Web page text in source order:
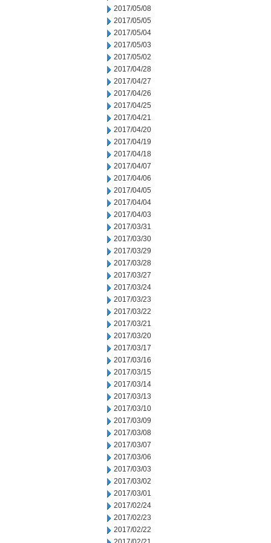
2017/05/08
2017/05/05
2017/05/04
2017/05/03
2017/05/02
2017/04/28
2017/04/27
2017/04/26
2017/04/25
2017/04/21
2017/04/20
2017/04/19
2017/04/18
2017/04/07
2017/04/06
2017/04/05
2017/04/04
2017/04/03
2017/03/31
2017/03/30
2017/03/29
2017/03/28
2017/03/27
2017/03/24
2017/03/23
2017/03/22
2017/03/21
2017/03/20
2017/03/17
2017/03/16
2017/03/15
2017/03/14
2017/03/13
2017/03/10
2017/03/09
2017/03/08
2017/03/07
2017/03/06
2017/03/03
2017/03/02
2017/03/01
2017/02/24
2017/02/23
2017/02/22